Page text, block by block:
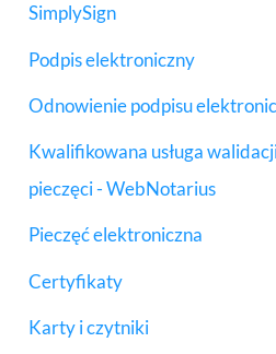
SimplySign
Podpis elektroniczny
Odnowienie podpisu
Kwalifikowana usługa
pieczęci - WebNotarius
Pieczęć elektroniczna
Certyfikaty
Karty i czytniki